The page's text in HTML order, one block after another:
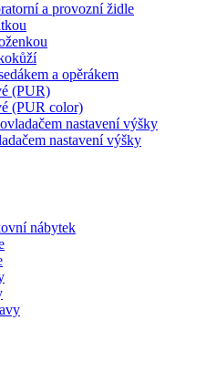
a provozní židle
a opěrákem
(PUR)
(PUR color)
nastavení výšky
nastavení výšky
nábytek